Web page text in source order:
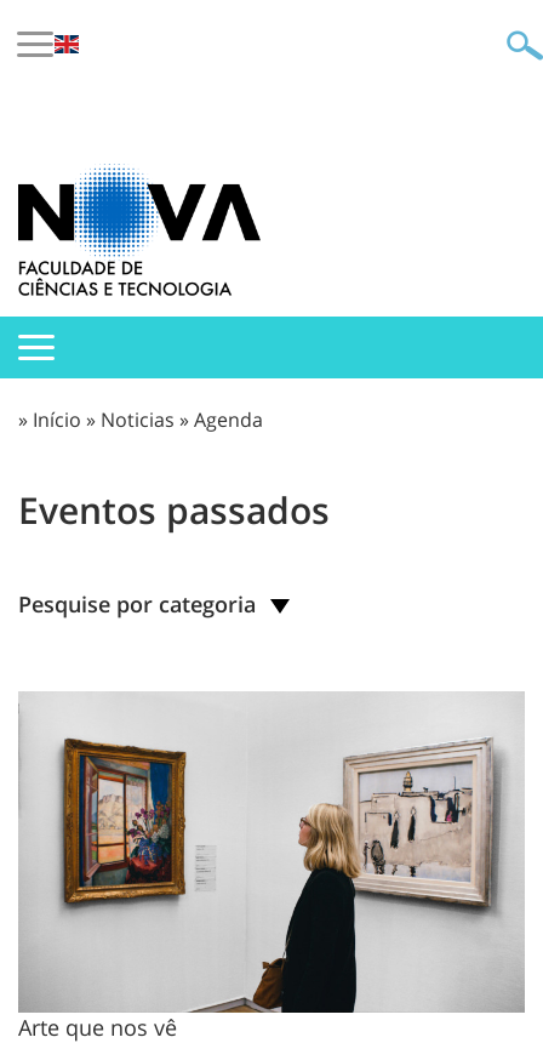
» Início » Noticias »Agenda
Eventos passados
Pesquise por categoria
Arte que nos vê